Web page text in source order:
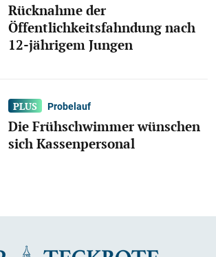
Rücknahme der
Öffentlichkeitsfahndung nach
12-jährigem Jungen
Probelauf
Die Frühschwimmer wünschen
sich Kassenpersonal